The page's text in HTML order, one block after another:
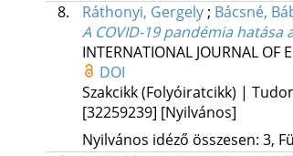
8.
Ráthonyi, Gergely ; Bácsné,
A COVID-19 pandémia
INTERNATIONAL JOURNAL OF
DOI
Szakcikk (Folyóiratcikk) |
[32259239] [Nyilvános]
Nyilvános idéző összesen: 3,